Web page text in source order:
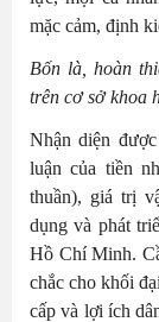
mặc cảm, định
Bốn là, hoàn
trên cơ sở khoa
Nhận diện
luận của tiền
thuần), giá trị
dụng và phát
Hồ Chí Minh.
chắc cho khối
cấp và lợi ích